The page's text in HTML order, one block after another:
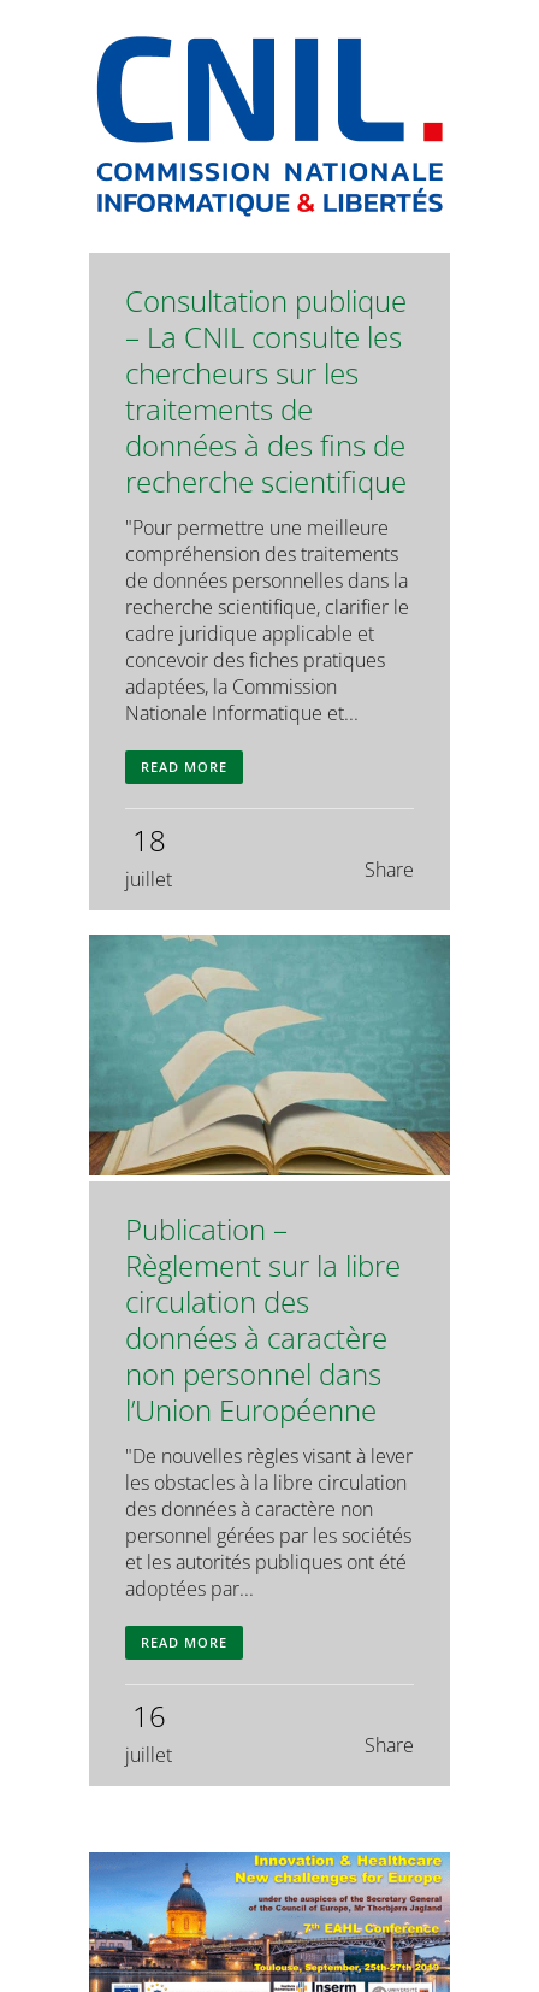
Consultation publique
– La CNIL consulte les
chercheurs sur les
traitements de
données à des fins de
recherche scientifique
"Pour permettre une meilleure
compréhension des traitements
de données personnelles dans la
recherche scientifique, clarifier le
cadre juridique applicable et
concevoir des fiches pratiques
adaptées, la Commission
Nationale Informatique et...
READ MORE
18
juillet Share
Publication –
Règlement sur la libre
circulation des
données à caractère
non personnel dans
l’Union Européenne
"De nouvelles règles visant à lever
les obstacles à la libre circulation
des données à caractère non
personnel gérées par les sociétés
et les autorités publiques ont été
adoptées par...
READ MORE
16
juillet Share